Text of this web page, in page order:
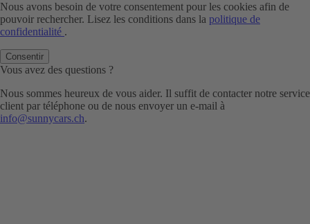
Nous avons besoin de votre consentement pour les cookies afin de
pouvoir rechercher. Lisez les conditions dans la politique de
confidentialité .
Consentir
Vous avez des questions ?
Nous sommes heureux de vous aider. Il suffit de contacter notre service
client par téléphone ou de nous envoyer un e-mail à
info@sunnycars.ch.